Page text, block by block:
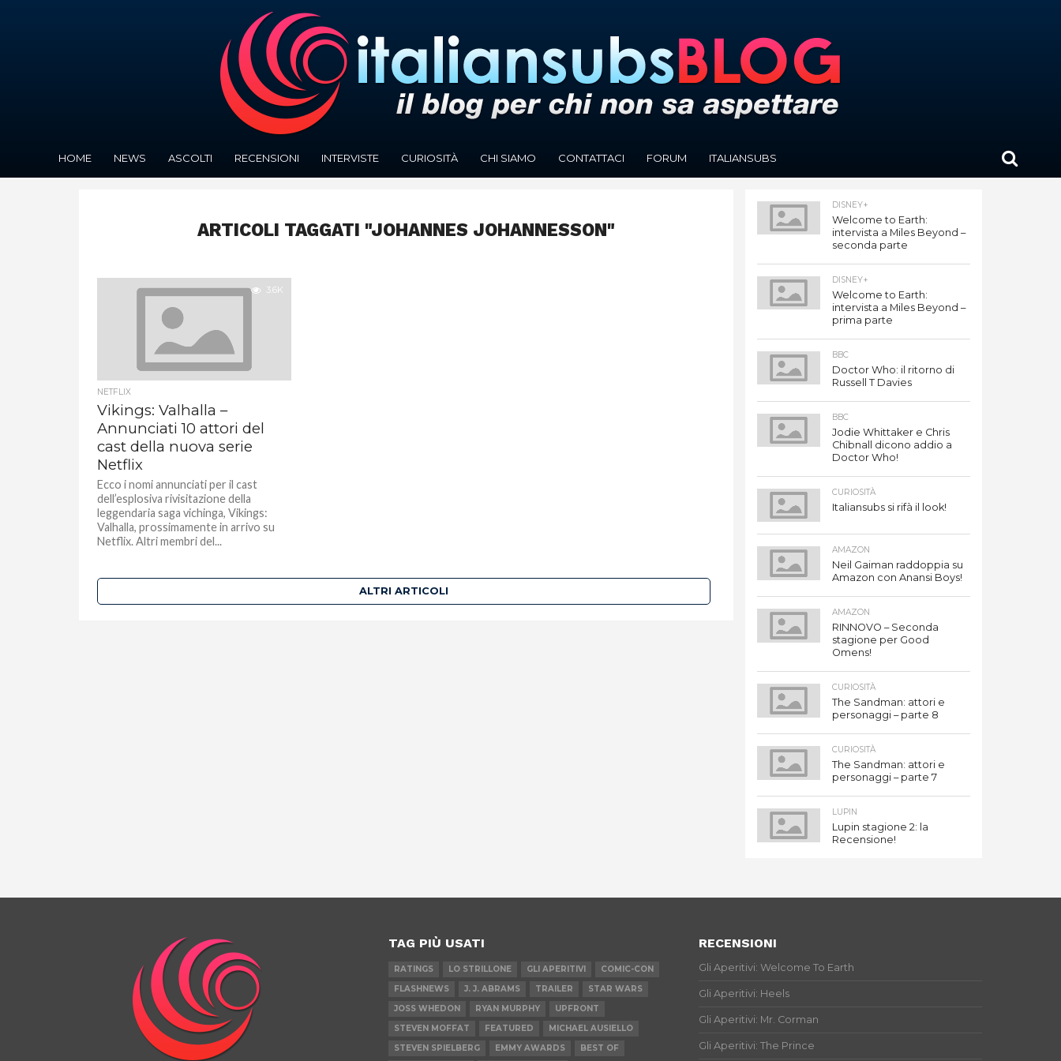
HOME NEWS ASCOLTI RECENSIONI INTERVISTE CURIOSITÀ CHI SIAMO CONTATTACI FORUM ITALIANSUBS
ARTICOLI TAGGATI "JOHANNES JOHANNESSON"
3.6K
NETFLIX
Vikings: Valhalla –
Annunciati 10 attori del
cast della nuova serie
Netflix
Ecco i nomi annunciati per il cast
dell’esplosiva rivisitazione della
leggendaria saga vichinga, Vikings:
Valhalla, prossimamente in arrivo su
Netflix. Altri membri del...
ALTRI ARTICOLI
DISNEY+
Welcome to Earth:
intervista a Miles Beyond –
seconda parte
DISNEY+
Welcome to Earth:
intervista a Miles Beyond –
prima parte
BBC
Doctor Who: il ritorno di
Russell T Davies
BBC
Jodie Whittaker e Chris
Chibnall dicono addio a
Doctor Who!
CURIOSITÀ
Italiansubs si rifà il look!
AMAZON
Neil Gaiman raddoppia su
Amazon con Anansi Boys!
AMAZON
RINNOVO – Seconda
stagione per Good
Omens!
CURIOSITÀ
The Sandman: attori e
personaggi – parte 8
CURIOSITÀ
The Sandman: attori e
personaggi – parte 7
LUPIN
Lupin stagione 2: la
Recensione!
TAG PIÙ USATI
RATINGS LO STRILLONE GLI APERITIVI
COMIC-CON
FLASHNEWS
J. J. ABRAMS TRAILER
STAR WARS
JOSS WHEDON
RYAN MURPHY
UPFRONT
STEVEN MOFFAT
FEATURED
MICHAEL AUSIELLO
STEVEN SPIELBERG
EMMY AWARDS BEST OF
RECENSIONI
Gli Aperitivi: Welcome To Earth
Gli Aperitivi: Heels
Gli Aperitivi: Mr. Corman
Gli Aperitivi: The Prince